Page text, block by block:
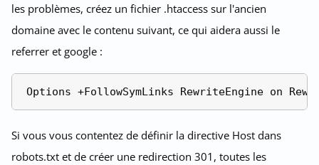
les problèmes, créez un fichier .htaccess sur l'ancien
domaine avec le contenu suivant, ce qui aidera aussi le
referrer et google :
Si vous vous contentez de définir la directive Host dans
robots.txt et de créer une redirection 301, toutes les